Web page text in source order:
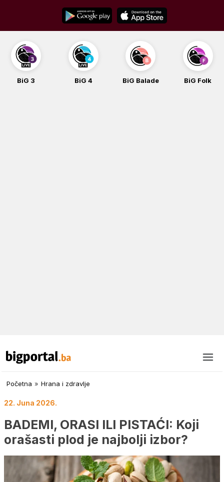
content
BiG 3 BiG 4 BiG Balade BiG Folk
Početna » Hrana i zdravlje
22. Juna 2026.
BADEMI, ORASI ILI PISTAĆI: Koji
orašasti plod je najbolji izbor?